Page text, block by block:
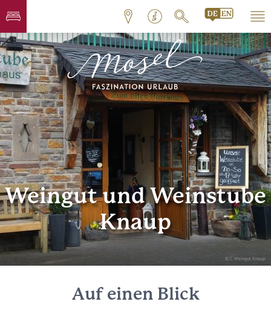
© C Weingut Knaup
Weingut und Weinstube
Knaup
Auf einen Blick